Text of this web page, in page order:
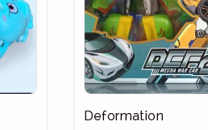
Deformation